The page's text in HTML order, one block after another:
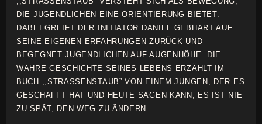
DIE JUGENDLICHEN EINE ORIENTIERUNG BIETET.
DABEI GREIFT DER INITIATOR DANIEL GEBHART AUF
SEINE EIGENEN ERFAHRUNGEN ZURÜCK UND
BEGEGNET JUGENDLICHEN AUF AUGENHÖHE. DIE
WAHRE GESCHICHTE SEINES LEBENS ERZÄHLT IM
BUCH ,,STRASSENSTAUB” VON EINEM JUNGEN, DER ES
GESCHAFFT HAT UND HEUTE SAGEN KANN, ES IST NIE
ZU SPÄT, DEN WEG ZU ÄNDERN.